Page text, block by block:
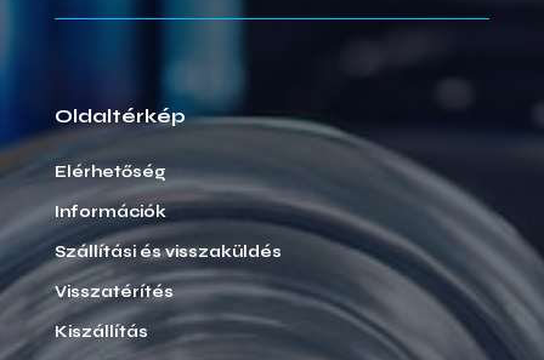
Oldaltérkép
Elérhetőség
Információk
Szállítási és visszaküldés
Visszatérítés
Kiszállítás